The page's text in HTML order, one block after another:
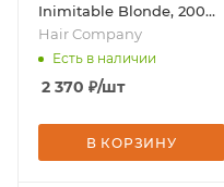
Inimitable Blonde, 200
мл, бренд - Hair
Company
Hair Company
Есть в наличии
2 370 ₽/шт
В КОРЗИНУ